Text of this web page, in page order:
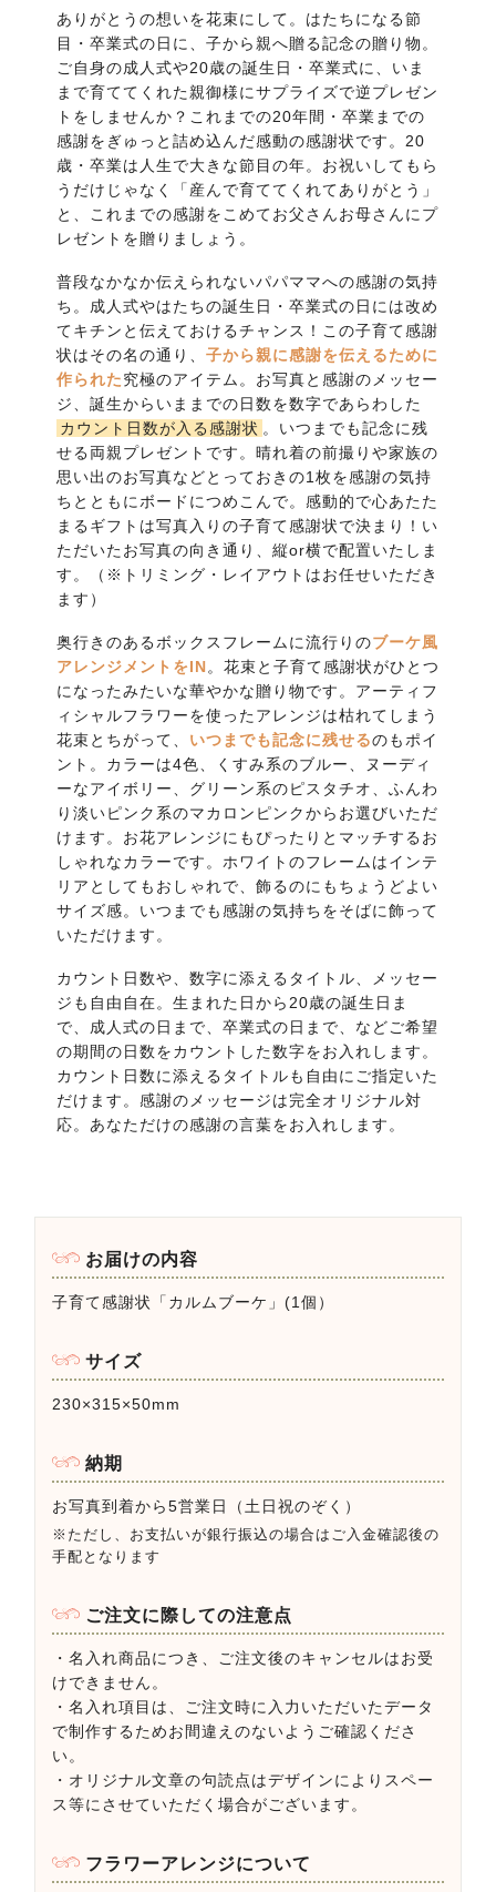
ありがとうの想いを花束にして。はたちになる節
目・卒業式の日に、子から親へ贈る記念の贈り物。
ご自身の成人式や20歳の誕生日・卒業式に、いま
まで育ててくれた親御様にサプライズで逆プレゼン
トをしませんか？これまでの20年間・卒業までの
感謝をぎゅっと詰め込んだ感動の感謝状です。20
歳・卒業は人生で大きな節目の年。お祝いしてもら
うだけじゃなく「産んで育ててくれてありがとう」
と、これまでの感謝をこめてお父さんお母さんにプ
レゼントを贈りましょう。
普段なかなか伝えられないパパママへの感謝の気持
ち。成人式やはたちの誕生日・卒業式の日には改め
てキチンと伝えておけるチャンス！この子育て感謝
状はその名の通り、 子から親に感謝を伝えるために
作られた究極のアイテム。お写真と感謝のメッセー
ジ、誕生からいままでの日数を数字であらわした
カウント日数が入る感謝状 。いつまでも記念に残
せる両親プレゼントです。晴れ着の前撮りや家族の
思い出のお写真などとっておきの1枚を感謝の気持
ちとともにボードにつめこんで。感動的で心あたた
まるギフトは写真入りの子育て感謝状で決まり！い
ただいたお写真の向き通り、縦or横で配置いたしま
す。（※トリミング・レイアウトはお任せいただき
ます）
奥行きのあるボックスフレームに流行りのブーケ風
アレンジメントをIN。花束と子育て感謝状がひとつ
になったみたいな華やかな贈り物です。アーティフ
ィシャルフラワーを使ったアレンジは枯れてしまう
花束とちがって、 いつまでも記念に残せるのもポイ
ント。カラーは4色、くすみ系のブルー、ヌーディ
ーなアイボリー、グリーン系のピスタチオ、ふんわ
り淡いピンク系のマカロンピンクからお選びいただ
けます。お花アレンジにもぴったりとマッチするお
しゃれなカラーです。ホワイトのフレームはインテ
リアとしてもおしゃれで、飾るのにもちょうどよい
サイズ感。いつまでも感謝の気持ちをそばに飾って
いただけます。
カウント日数や、数字に添えるタイトル、メッセー
ジも自由自在。生まれた日から20歳の誕生日ま
で、成人式の日まで、卒業式の日まで、などご希望
の期間の日数をカウントした数字をお入れします。
カウント日数に添えるタイトルも自由にご指定いた
だけます。感謝のメッセージは完全オリジナル対
応。あなただけの感謝の言葉をお入れします。
お届けの内容
子育て感謝状「カルムブーケ」(1個）
サイズ
230×315×50mm
納期
お写真到着から5営業日（土日祝のぞく）
※ただし、お支払いが銀行振込の場合はご入金確認後の
手配となります
ご注文に際しての注意点
・名入れ商品につき、ご注文後のキャンセルはお受
けできません。
・名入れ項目は、ご注文時に入力いただいたデータ
で制作するためお間違えのないようご確認くださ
い。
・オリジナル文章の句読点はデザインによりスペー
ス等にさせていただく場合がございます。
フラワーアレンジについて